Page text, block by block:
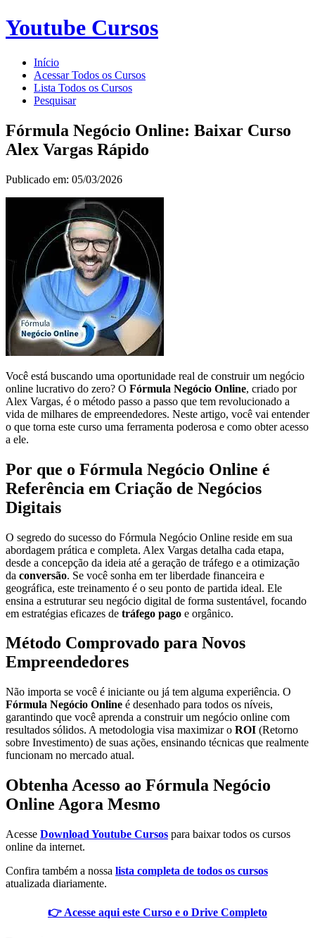
Youtube Cursos
Início
Acessar Todos os Cursos
Lista Todos os Cursos
Pesquisar
Fórmula Negócio Online: Baixar Curso
Alex Vargas Rápido
Publicado em: 05/03/2026
Você está buscando uma oportunidade real de construir um negócio
online lucrativo do zero? O Fórmula Negócio Online, criado por
Alex Vargas, é o método passo a passo que tem revolucionado a
vida de milhares de empreendedores. Neste artigo, você vai entender
o que torna este curso uma ferramenta poderosa e como obter acesso
a ele.
Por que o Fórmula Negócio Online é
Referência em Criação de Negócios
Digitais
O segredo do sucesso do Fórmula Negócio Online reside em sua
abordagem prática e completa. Alex Vargas detalha cada etapa,
desde a concepção da ideia até a geração de tráfego e a otimização
da conversão. Se você sonha em ter liberdade financeira e
geográfica, este treinamento é o seu ponto de partida ideal. Ele
ensina a estruturar seu negócio digital de forma sustentável, focando
em estratégias eficazes de tráfego pago e orgânico.
Método Comprovado para Novos
Empreendedores
Não importa se você é iniciante ou já tem alguma experiência. O
Fórmula Negócio Online é desenhado para todos os níveis,
garantindo que você aprenda a construir um negócio online com
resultados sólidos. A metodologia visa maximizar o ROI (Retorno
sobre Investimento) de suas ações, ensinando técnicas que realmente
funcionam no mercado atual.
Obtenha Acesso ao Fórmula Negócio
Online Agora Mesmo
Acesse Download Youtube Cursos para baixar todos os cursos
online da internet.
Confira também a nossa lista completa de todos os cursos
atualizada diariamente.
👉 Acesse aqui este Curso e o Drive Completo